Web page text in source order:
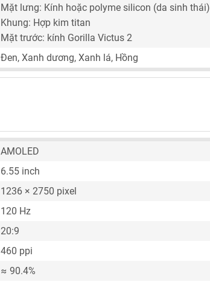
Mặt lưng: Kính hoặc polyme silicon (da sinh thái)
Khung: Hợp kim titan
Mặt trước: kính Gorilla Victus 2
Đen, Xanh dương, Xanh lá, Hồng
AMOLED
6.55 inch
1236 × 2750 pixel
120 Hz
20:9
460 ppi
≈ 90.4%